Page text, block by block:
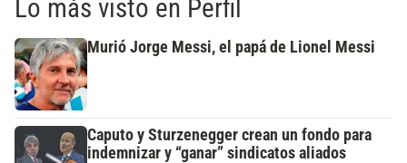
Lo más visto en Perfil
Murió Jorge Messi, el papá de Lionel Messi
Caputo y Sturzenegger crean un fondo para
indemnizar y “ganar” sindicatos aliados